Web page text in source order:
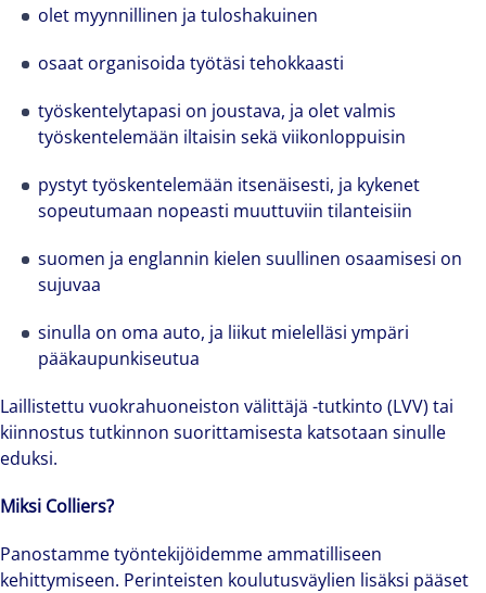
olet myynnillinen ja tuloshakuinen
osaat organisoida työtäsi tehokkaasti
työskentelytapasi on joustava, ja olet valmis
työskentelemään iltaisin sekä viikonloppuisin
pystyt työskentelemään itsenäisesti, ja kykenet
sopeutumaan nopeasti muuttuviin tilanteisiin
suomen ja englannin kielen suullinen osaamisesi on
sujuvaa
sinulla on oma auto, ja liikut mielelläsi ympäri
pääkaupunkiseutua
Laillistettu vuokrahuoneiston välittäjä -tutkinto (LVV) tai
kiinnostus tutkinnon suorittamisesta katsotaan sinulle
eduksi.
Miksi Colliers?
Panostamme työntekijöidemme ammatilliseen
kehittymiseen. Perinteisten koulutusväylien lisäksi pääset
The world is evolving and so are our clients'
professional services and investment
management firm that is expert-led and
solutions-oriented. Let us show you how we
see opportunity in change – and seize it.